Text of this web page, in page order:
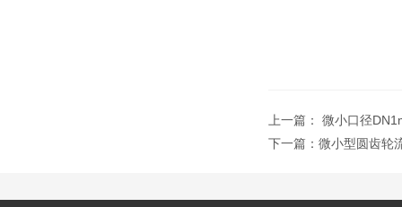
上一篇： 微小口径
下一篇： 微小型圆齿轮